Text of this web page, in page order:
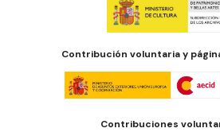
Contribución voluntaria y
Contribuciones